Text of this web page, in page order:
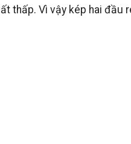
thấp. Vì vậy kép hai đầu